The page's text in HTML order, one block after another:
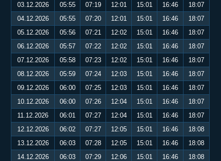
03.12.2026
05:55 07:19 12:01 15:01 16:46
18:07
04.12.2026
05:55 07:20 12:01 15:01 16:46
18:07
05.12.2026
05:56 07:21 12:02 15:01 16:46
18:07
06.12.2026
05:57 07:22 12:02 15:01 16:46
18:07
07.12.2026
05:58 07:23 12:02 15:01 16:46
18:07
08.12.2026
05:59 07:24 12:03 15:01 16:46
18:07
09.12.2026
06:00 07:25 12:03 15:01 16:46
18:07
10.12.2026
06:00 07:26 12:04 15:01 16:46
18:07
11.12.2026
06:01 07:27 12:04 15:01 16:46
18:07
12.12.2026
06:02 07:27 12:05 15:01 16:46
18:08
13.12.2026
06:03 07:28 12:05 15:01 16:46
18:08
14.12.2026
06:03 07:29 12:06 15:01 16:46
18:08